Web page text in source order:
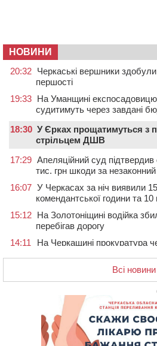
НОВИНИ
20:32 Черкаські вершники здобули
першості
19:33 На Уманщині експосадовицю
судитимуть через завдані
18:30 У Єрках прощатимуться з
стрільцем ДШВ
17:29 Апеляційний суд
тис. грн шкоди за
16:07 У Черкасах за ніч виявили
комендантської години та 10
15:12 На Золотоніщині водійка
перебігав дорогу
14:11
На Черкащині прокуратура
У Смілі біля магазину під
загинула жінка
У Черкасах пропонують для
п’ятиповерховий об’єкт у
Не вистачає стажу для
потрібно знати
Всі новини